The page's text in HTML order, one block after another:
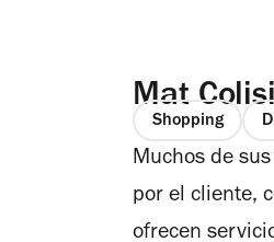
Mat
Shopping
Muchos de
por el cliente,
ofrecen